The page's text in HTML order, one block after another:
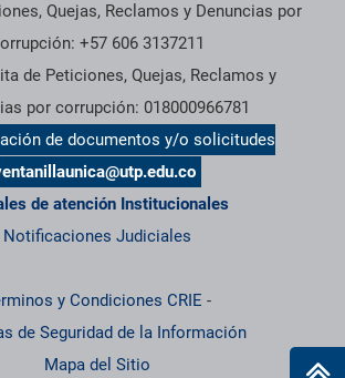
Quejas, Reclamos y Denuncias por
+57 606 3137211
de Peticiones, Quejas, Reclamos y
por corrupción: 018000966781
de documentos y/o solicitudes
de atención Institucionales
Notificaciones Judiciales
y Condiciones CRIE -
de Seguridad de la Información
Mapa del Sitio